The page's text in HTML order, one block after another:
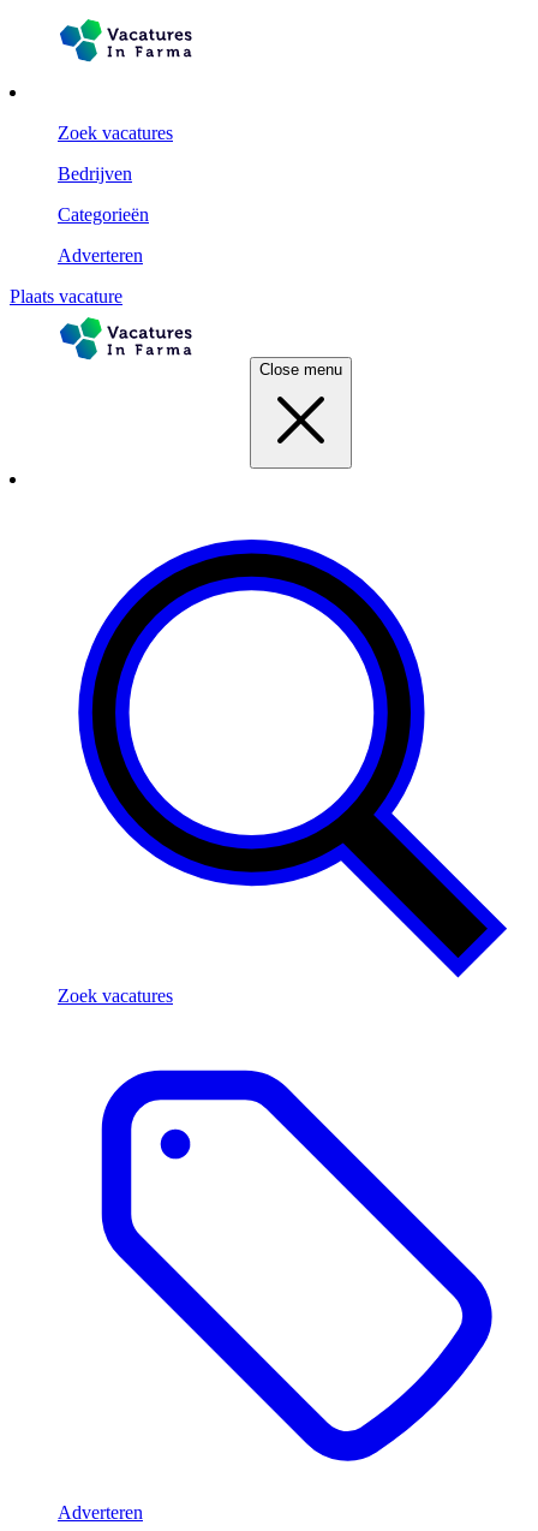
Zoek vacatures
Bedrijven
Categorieën
Adverteren
Plaats vacature
Close menu
Zoek vacatures
Adverteren